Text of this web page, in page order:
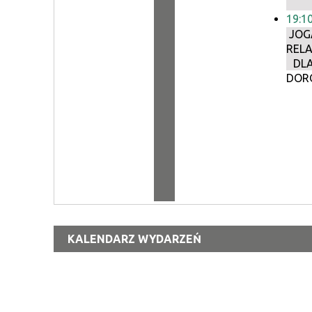
KALENDARZ WYDARZEŃ